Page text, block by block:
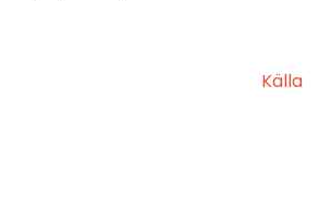
Källa